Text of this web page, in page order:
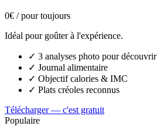
0€ / pour toujours
Idéal pour goûter à l'expérience.
✓ 3 analyses photo pour découvrir
✓ Journal alimentaire
✓ Objectif calories & IMC
✓ Plats créoles reconnus
Télécharger — c'est gratuit
Populaire